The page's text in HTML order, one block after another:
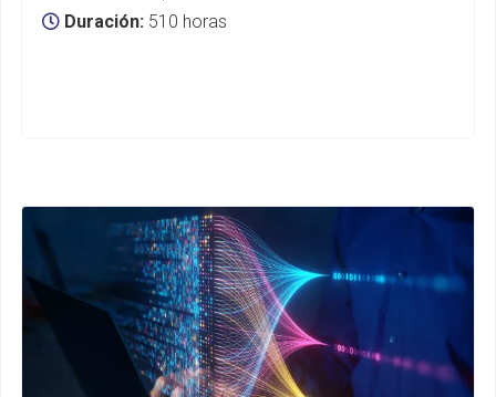
Duración: 510 horas